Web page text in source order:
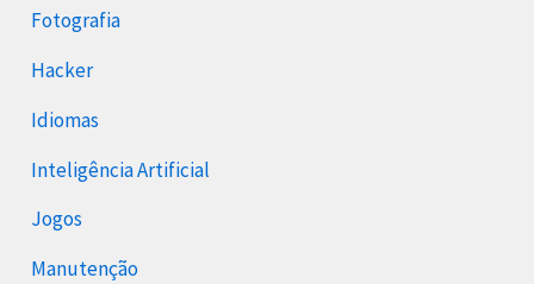
Fotografia
Hacker
Idiomas
Inteligência Artificial
Jogos
Manutenção